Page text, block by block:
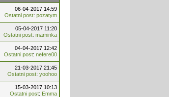
06-04-2017 14:59
Ostatni post: pozatym
05-04-2017 11:20
Ostatni post: maminka
04-04-2017 12:42
Ostatni post: nefere00
21-03-2017 21:45
Ostatni post: yoohoo
15-03-2017 10:13
Ostatni post: Emma